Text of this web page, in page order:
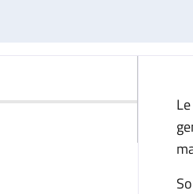
pagina Sciopero generale